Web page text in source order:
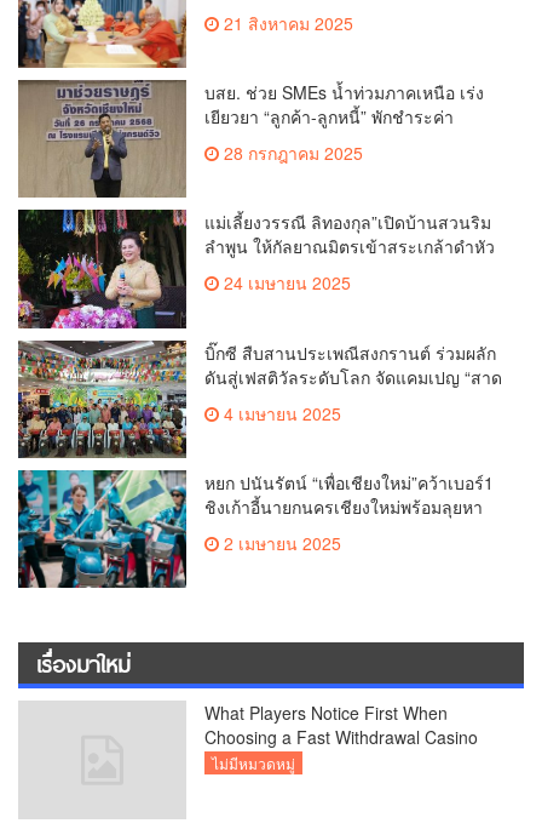
สวนดอก
21 สิงหาคม 2025
บสย. ช่วย SMEs น้ำท่วมภาคเหนือ เร่ง
เยียวยา “ลูกค้า-ลูกหนี้” พักชำระค่า
ธรรมเนียม-ค่างวด
28 กรกฎาคม 2025
แม่เลี้ยงวรรณี ลิทองกุล”เปิดบ้านสวนริม
ลำพูน ให้กัลยาณมิตรเข้าสระเกล้าดำหัว
ขอพรเนื่องในประเพณีสงกรานต์ 2568
เพื่อสืบสาน อนุรักษ์ประเพณีอันดีงามที่
24 เมษายน 2025
บิ๊กซี สืบสานประเพณีสงกรานต์ ร่วมผลัก
ดันสู่เฟสติวัลระดับโลก จัดแคมเปญ “สาด
สูงสุด 50% กระตุ้นการเดินทางนักท่อง
2,132 ล้านบาท
4 เมษายน 2025
หยก ปนันรัตน์ “เพื่อเชียงใหม่”คว้าเบอร์1
ชิงเก้าอี้นายกนครเชียงใหม่พร้อมลุยหา
2 เมษายน 2025
เรื่องมาใหม่
What Players Notice First When
Choosing a Fast Withdrawal Casino
UK
ไม่มีหมวดหมู่